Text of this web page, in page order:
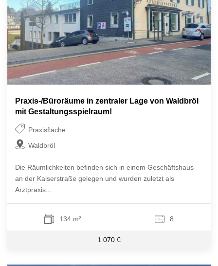
Praxis-/Büroräume in zentraler Lage von Waldbröl
mit Gestaltungsspielraum!
Praxisfläche
Waldbröl
Die Räumlichkeiten befinden sich in einem Geschäftshaus
an der Kaiserstraße gelegen und wurden zuletzt als
Arztpraxis...
134 m² 8
1.070 €